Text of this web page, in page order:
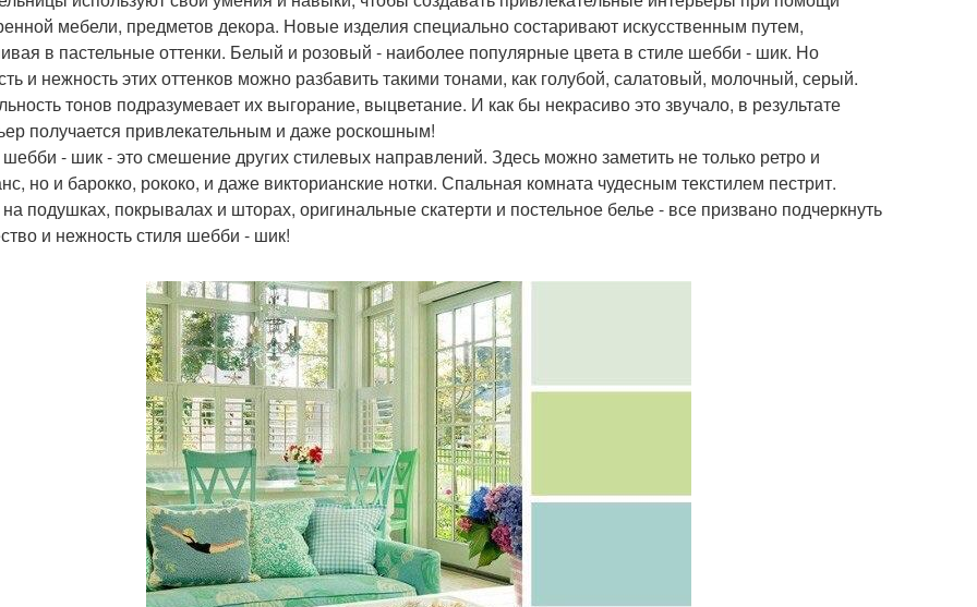
мебели, предметов декора. Новые изделия специально состаривают искусственным путем,
в пастельные оттенки. Белый и розовый - наиболее популярные цвета в стиле шебби - шик. Но
и нежность этих оттенков можно разбавить такими тонами, как голубой, салатовый, молочный, серый.
тонов подразумевает их выгорание, выцветание. И как бы некрасиво это звучало, в результате
получается привлекательным и даже роскошным!
- шик - это смешение других стилевых направлений. Здесь можно заметить не только ретро и
но и барокко, рококо, и даже викторианские нотки. Спальная комната чудесным текстилем пестрит.
подушках, покрывалах и шторах, оригинальные скатерти и постельное белье - все призвано подчеркнуть
и нежность стиля шебби - шик!